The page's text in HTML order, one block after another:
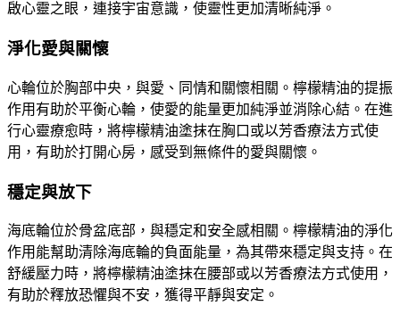
啟心靈之眼，連接宇宙意識，使靈性更加清晰純淨。
淨化愛與關懷
心輪位於胸部中央，與愛、同情和關懷相關。檸檬精油的提振
作用有助於平衡心輪，使愛的能量更加純淨並消除心結。在進
行心靈療愈時，將檸檬精油塗抹在胸口或以芳香療法方式使
用，有助於打開心房，感受到無條件的愛與關懷。
穩定與放下
海底輪位於骨盆底部，與穩定和安全感相關。檸檬精油的淨化
作用能幫助清除海底輪的負面能量，為其帶來穩定與支持。在
舒緩壓力時，將檸檬精油塗抹在腰部或以芳香療法方式使用，
有助於釋放恐懼與不安，獲得平靜與安定。